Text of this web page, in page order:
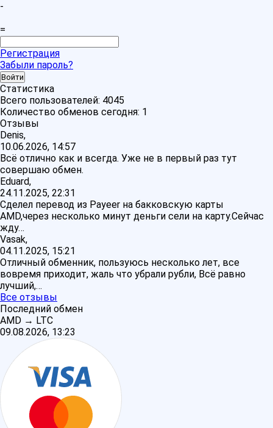
-
=
Регистрация
Забыли пароль?
Статистика
Всего пользователей: 4045
Количество обменов сегодня: 1
Отзывы
Denis,
10.06.2026, 14:57
Всё отлично как и всегда. Уже не в первый раз тут
совершаю обмен.
Eduard,
24.11.2025, 22:31
Сделел перевод из Payeer на бакковскую карты
AMD,через несколько минут деньги сели на карту.Сейчас
жду…
Vasak,
04.11.2025, 15:21
Отличный обменник, пользуюсь несколько лет, все
вовремя приходит, жаль что убрали рубли, Всё равно
лучший,…
Все отзывы
Последний обмен
AMD → LTC
09.08.2026, 13:23